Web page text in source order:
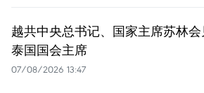
越共中央总书记、国家主席苏林
泰国国会主席
07/08/2026 13:47